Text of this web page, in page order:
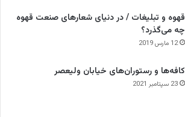
قهوه و تبلیغات / در دنیای شعارهای صنعت قهوه
چه می‌گذرد؟
12 مارس 2019
کافه‌ها و رستوران‌های خیابان ولیعصر
23 سپتامبر 2021